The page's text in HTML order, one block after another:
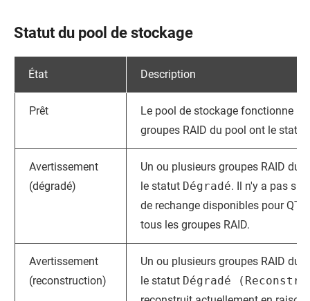
Statut du pool de stockage
État Description
Prêt
Le pool de stockage fonctionne
groupes RAID du pool ont le statut
Avertissement
(dégradé)
Un ou plusieurs groupes RAID du
le statut Dégradé. Il n'y a pas
de rechange disponibles pourQTS
tous les groupes RAID.
Avertissement
(reconstruction)
Un ou plusieurs groupes RAID du
le statut Dégradé